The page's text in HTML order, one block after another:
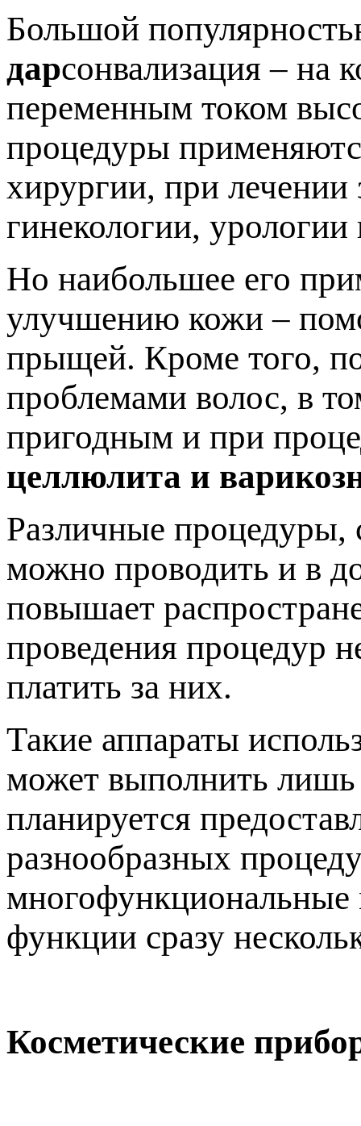
Большой
дарсонвализация – на
переменным током
процедуры
хирургии, при лечении
гинекологии, урологии
Но наибольшее его
улучшению кожи –
прыщей. Кроме того,
проблемами волос, в
пригодным и при
целлюлита и
Различные процедуры,
можно проводить и в
повышает
проведения процедур
платить за них.
Такие аппараты
может выполнить
планируется
разнообразных
многофункциональные
функции сразу
Косметические